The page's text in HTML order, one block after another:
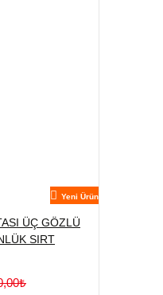
Yeni Ürün
ÜÇ GÖZLÜ
SIRT